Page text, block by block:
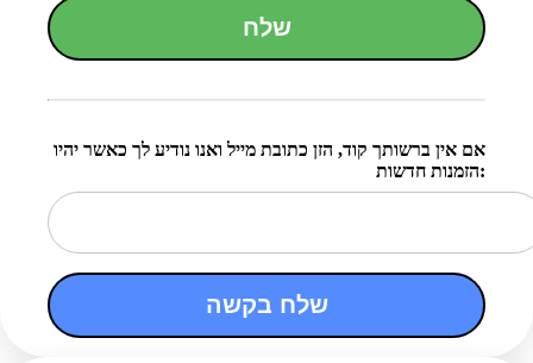
שלח
אם אין ברשותך קוד, הזן כתובת מייל ואנו נודיע לך כאשר יהיו
הזמנות חדשות:
שלח בקשה